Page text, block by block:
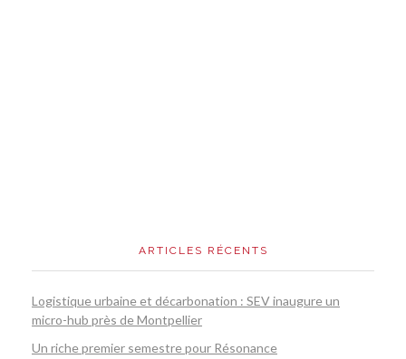
ARTICLES RÉCENTS
Logistique urbaine et décarbonation : SEV inaugure un
micro-hub près de Montpellier
Un riche premier semestre pour Résonance